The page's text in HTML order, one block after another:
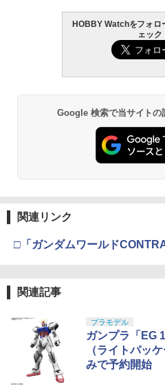
タカラトミ
K トラン
TAMASHII
ツ ONE
ード頂上決
4
52TOYS
￥1,650
【POP
TERS Big
BANDAI
機動警察パ
98Plus (イ
BANDAI
30MS SIS-
分け済みプ
マックス
ちゃん 組み
HG 機動戦
ニオンフラ
色分け済み
東京マルイ
バックマシ
小銃 18歳
￥225,000
東京マルイ
USP HG 18
￥3,409
4
動
上 電動ブロ
￥3,815
LOCTITE(
プレミアム
タミヤ ク
先細薄刃ニ
モデル用工
型用接着剤
GSIクレオ
ミアムトッ
8ml ホビー
￥710
HOBBY Watchをフォロ
ェック
Google 検索で当サイトの
関連リンク
□「ガンダムワールド
関連記事
プラモデル
ガンプラ「EG
（ライトパッ
みで予約開始